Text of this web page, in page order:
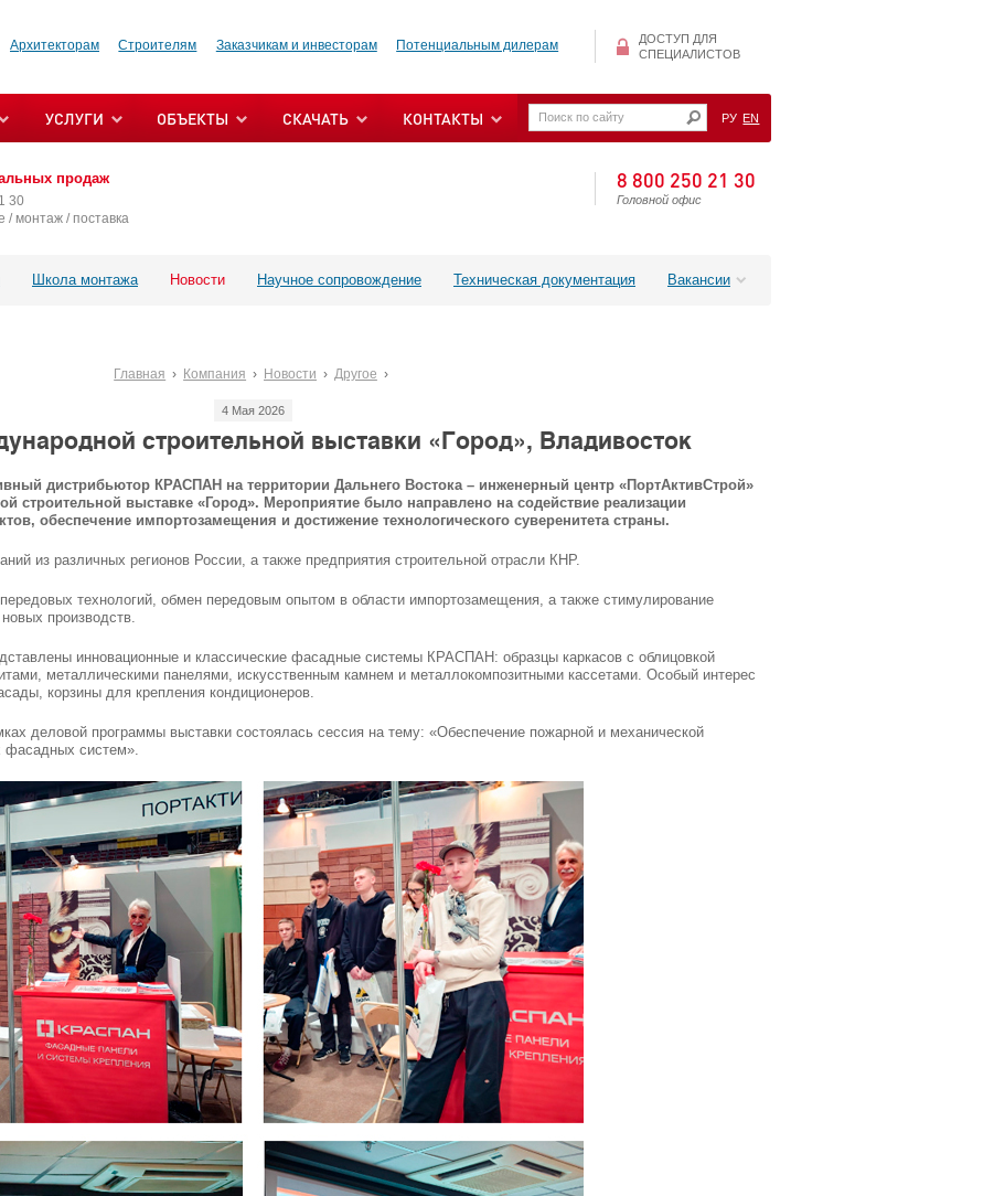
Архитекторам Строителям Заказчикам и инвесторам Потенциальным дилерам
ДОСТУП ДЛЯ
СПЕЦИАЛИСТОВ
УСЛУГИ ОБЪЕКТЫ СКАЧАТЬ КОНТАКТЫ РУ EN
продаж
30
/ монтаж / поставка
8 800 250 21 30
Головной офис
Школа монтажа Новости Научное сопровождение Техническая документация Вакансии
Главная Компания Новости Другое
4 Мая 2026
строительной выставки «Город», Владивосток
дистрибьютор КРАСПАН на территории Дальнего Востока – инженерный центр «ПортАктивСтрой»
строительной выставке «Город». Мероприятие было направлено на содействие реализации
обеспечение импортозамещения и достижение технологического суверенитета страны.
из различных регионов России, а также предприятия строительной отрасли КНР.
технологий, обмен передовым опытом в области импортозамещения, а также стимулирование
производств.
инновационные и классические фасадные системы КРАСПАН: образцы каркасов с облицовкой
металлическими панелями, искусственным камнем и металлокомпозитными кассетами. Особый интерес
корзины для крепления кондиционеров.
деловой программы выставки состоялась сессия на тему: «Обеспечение пожарной и механической
фасадных систем».